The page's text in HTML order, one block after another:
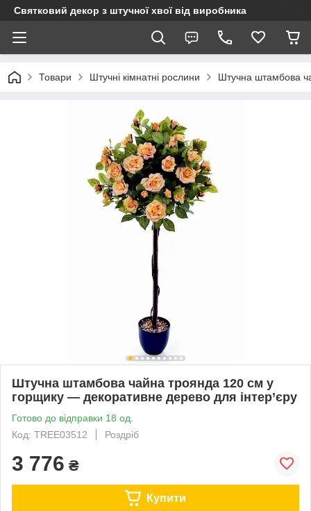
Святковий декор з штучної хвої від виробника
Товари Штучні кімнатні рослини Штучна штамбова
Штучна штамбова чайна троянда 120 см у
горщику — декоративне дерево для інтер’єру
Готово до відправки 18 од.
Код: TREE03512
Роздріб
3 776 ₴
Купити